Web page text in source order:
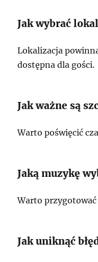
Jak wybrać
Lokalizacja
dostępna dla gości.
Jak ważne są
Warto poświęcić
Jaką muzykę
Warto
Jak uniknąć